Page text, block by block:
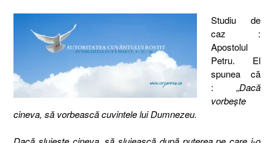
Studiu de
caz :
Apostolul
Petru. El
spunea că
: „Dacă
vorbeşte
cineva, să vorbească cuvintele lui Dumnezeu.